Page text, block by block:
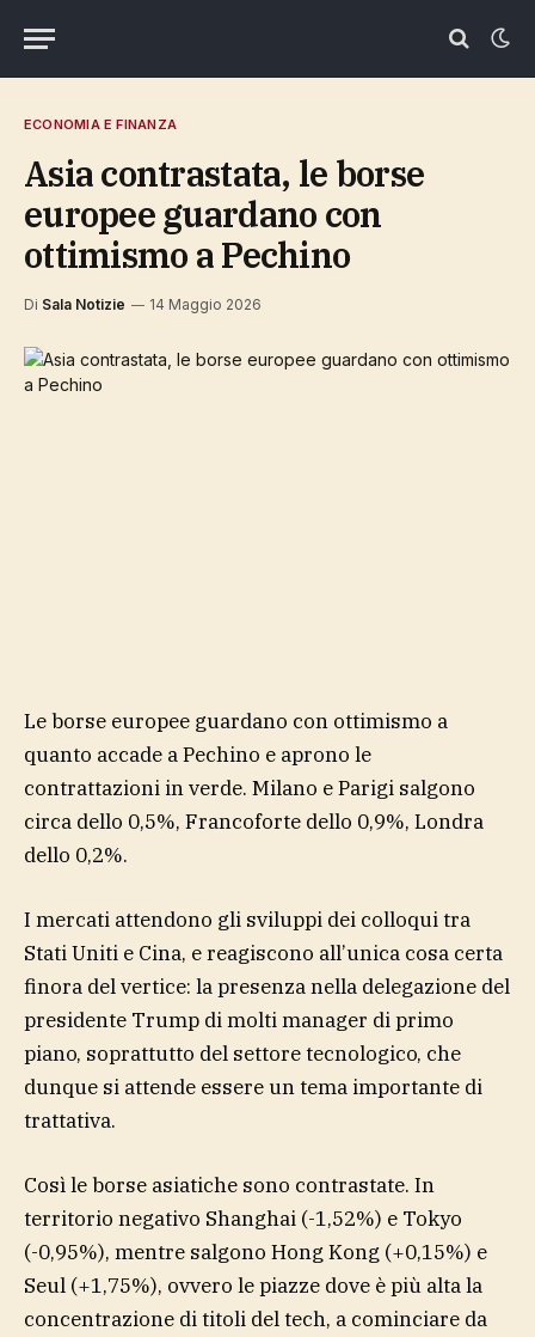
ECONOMIA E FINANZA
Asia contrastata, le borse
europee guardano con
ottimismo a Pechino
Di Sala Notizie 14 Maggio 2026
Le borse europee guardano con ottimismo a
quanto accade a Pechino e aprono le
contrattazioni in verde. Milano e Parigi salgono
circa dello 0,5%, Francoforte dello 0,9%, Londra
dello 0,2%.
I mercati attendono gli sviluppi dei colloqui tra
Stati Uniti e Cina, e reagiscono all’unica cosa certa
finora del vertice: la presenza nella delegazione del
presidente Trump di molti manager di primo
piano, soprattutto del settore tecnologico, che
dunque si attende essere un tema importante di
trattativa.
Così le borse asiatiche sono contrastate. In
territorio negativo Shanghai (-1,52%) e Tokyo
(-0,95%), mentre salgono Hong Kong (+0,15%) e
Seul (+1,75%), ovvero le piazze dove è più alta la
concentrazione di titoli del tech, a cominciare da